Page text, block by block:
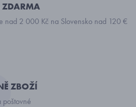
nad 2 000 Kč na Slovensko nad 120 €
ZBOŽÍ
poštovné